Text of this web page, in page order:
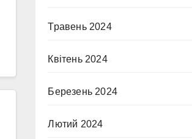
Травень 2024
Квітень 2024
Березень 2024
Лютий 2024